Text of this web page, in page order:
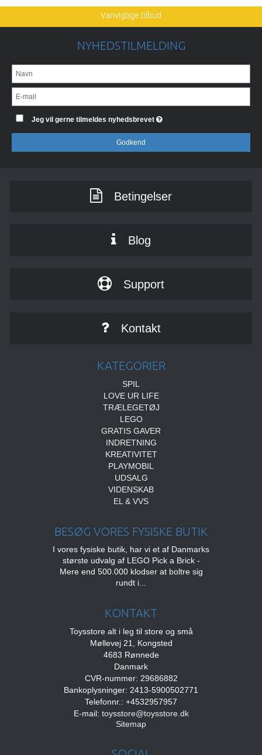
Vanvigtige tilbud
NYHEDSTILMELDING
Jeg vil gerne tilmeldes nyhedsbrevet
Godkend
Betingelser
Blog
Support
Kontakt
KATEGORIER
SPIL
LOVE UR LIFE
TRÆLEGETØJ
LEGO
GRATIS GAVER
INDRETNING
KREATIVITET
PLAYMOBIL
UDSALG
VIDENSKAB
EL & VVS
BESØG VORES FYSISKE BUTIK
I vores fysiske butik, har vi et af Danmarks
største udvalg af LEGO Pick a Brick -
Mere end 500.000 klodser at boltre sig
rundt i...
KONTAKT
Toysstore alt i leg til store og små
Møllevej 21, Kongsted
4683 Rønnede
Danmark
CVR-nummer: 29686882
Bankoplysninger: 2413-5900502771
Telefonnr.: +4532957957
E-mail: toysstore@toysstore.dk
Sitemap